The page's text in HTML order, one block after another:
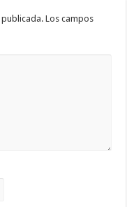
Los campos